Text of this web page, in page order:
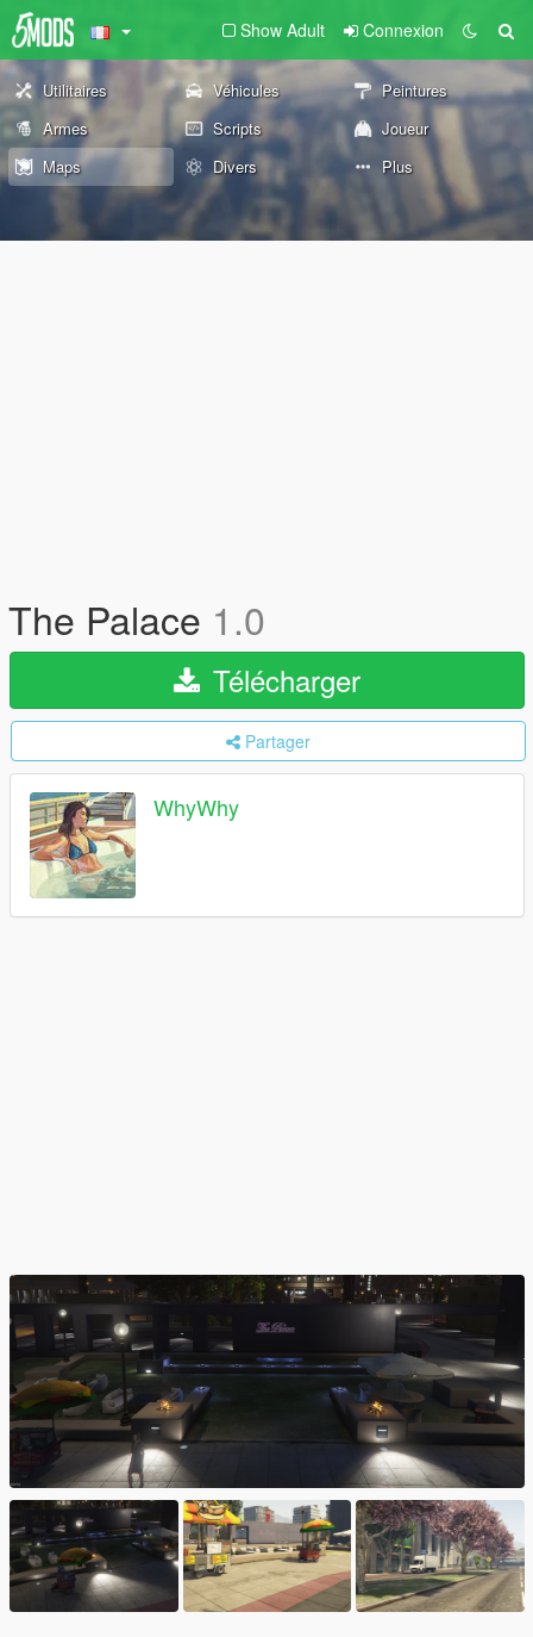
Show Adult Connexion
Utilitaires Véhicules
Peintures
Armes
Scripts
Joueur
Maps
Divers Plus
The Palace 1.0
Télécharger
Partager
WhyWhy